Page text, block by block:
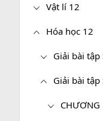
Vật lí 12
Hóa học 12
CHƯƠNG